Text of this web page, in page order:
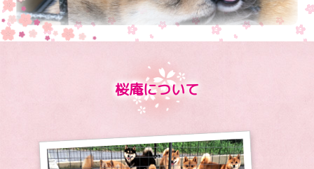
桜庵について